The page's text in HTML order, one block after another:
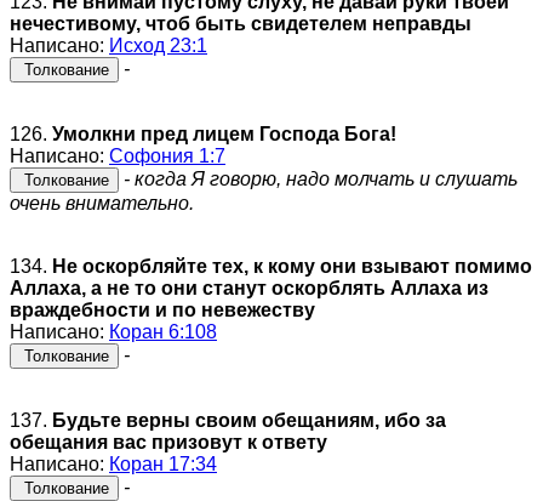
нечестивому, чтоб быть свидетелем неправды
Написано: Исход 23:1
Толкование -
126. Умолкни пред лицем Господа Бога!
Написано: Софония 1:7
Толкование
- когда Я говорю, надо молчать и слушать
очень внимательно.
134. Не оскорбляйте тех, к кому они взывают помимо
Аллаха, а не то они станут оскорблять Аллаха из
враждебности и по невежеству
Написано: Коран 6:108
Толкование -
137. Будьте верны своим обещаниям, ибо за
обещания вас призовут к ответу
Написано: Коран 17:34
Толкование -